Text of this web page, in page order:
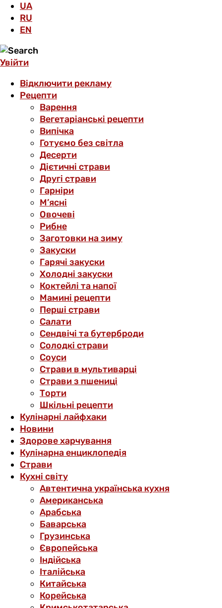
UA
RU
EN
Увійти
Відключити рекламу
Рецепти
Варення
Вегетаріанські рецепти
Випічка
Готуємо без світла
Десерти
Дієтичні страви
Другі страви
Гарніри
М’ясні
Овочеві
Рибне
Заготовки на зиму
Закуски
Гарячі закуски
Холодні закуски
Коктейлі та напої
Мамині рецепти
Перші страви
Салати
Сендвічі та бутерброди
Солодкі страви
Соуси
Страви в мультиварці
Страви з пшениці
Торти
Шкільні рецепти
Кулінарні лайфхаки
Новини
Здорове харчування
Кулінарна енциклопедія
Страви
Кухні світу
Автентична українська кухня
Американська
Арабська
Баварська
Грузинська
Європейська
Індійська
Італійська
Китайська
Корейська